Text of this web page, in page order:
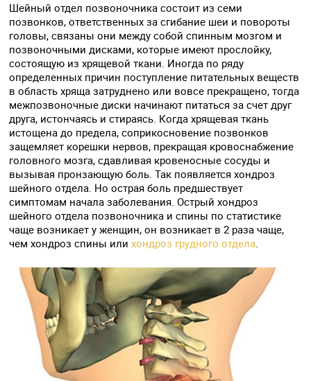
Шейный отдел позвоночника состоит из семи
позвонков, ответственных за сгибание шеи и повороты
головы, связаны они между собой спинным мозгом и
позвоночными дисками, которые имеют прослойку,
состоящую из хрящевой ткани. Иногда по ряду
определенных причин поступление питательных веществ
в область хряща затруднено или вовсе прекращено, тогда
межпозвоночные диски начинают питаться за счет друг
друга, истончаясь и стираясь. Когда хрящевая ткань
истощена до предела, соприкосновение позвонков
защемляет корешки нервов, прекращая кровоснабжение
головного мозга, сдавливая кровеносные сосуды и
вызывая пронзающую боль. Так появляется хондроз
шейного отдела. Но острая боль предшествует
симптомам начала заболевания. Острый хондроз
шейного отдела позвоночника и спины по статистике
чаще возникает у женщин, он возникает в 2 раза чаще,
чем хондроз спины илихондроз грудного отдела.